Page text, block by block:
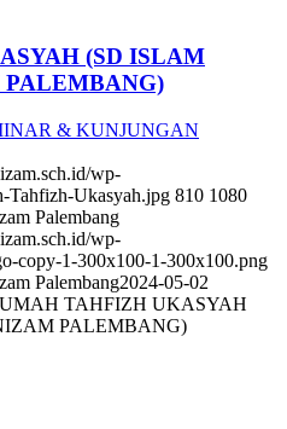
(SD ISLAM
& KUNJUNGAN
wp-
Tahfizh-Ukasyah.jpg 810 1080
Palembang
wp-
copy-1-300x100-1-300x100.png
Palembang2024-05-02
TAHFIZH UKASYAH
PALEMBANG)